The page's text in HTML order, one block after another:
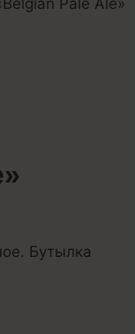
Pale Ale»
Бутылка